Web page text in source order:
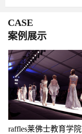
CASE
案例展示
raffles莱佛士教育学院